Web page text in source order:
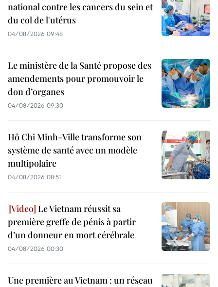
national contre les cancers du sein et
du col de l'utérus
04/08/2026 09:48
Le ministère de la Santé propose des
amendements pour promouvoir le
don d’organes
04/08/2026 09:30
Hô Chi Minh-Ville transforme son
système de santé avec un modèle
multipolaire
04/08/2026 08:51
Le Vietnam réussit sa
première greffe de pénis à partir
d’un donneur en mort cérébrale
04/08/2026 00:30
Une première au Vietnam : un réseau